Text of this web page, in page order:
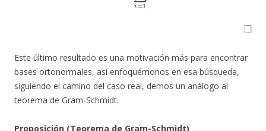
◻
Este último resultado es una motivación más para encontrar
bases ortonormales, así enfoquémonos en esa búsqueda,
siguiendo el camino del caso real, demos un análogo al
teorema de Gram-Schmidt.
Proposición (Teorema de Gram-Schmidt)